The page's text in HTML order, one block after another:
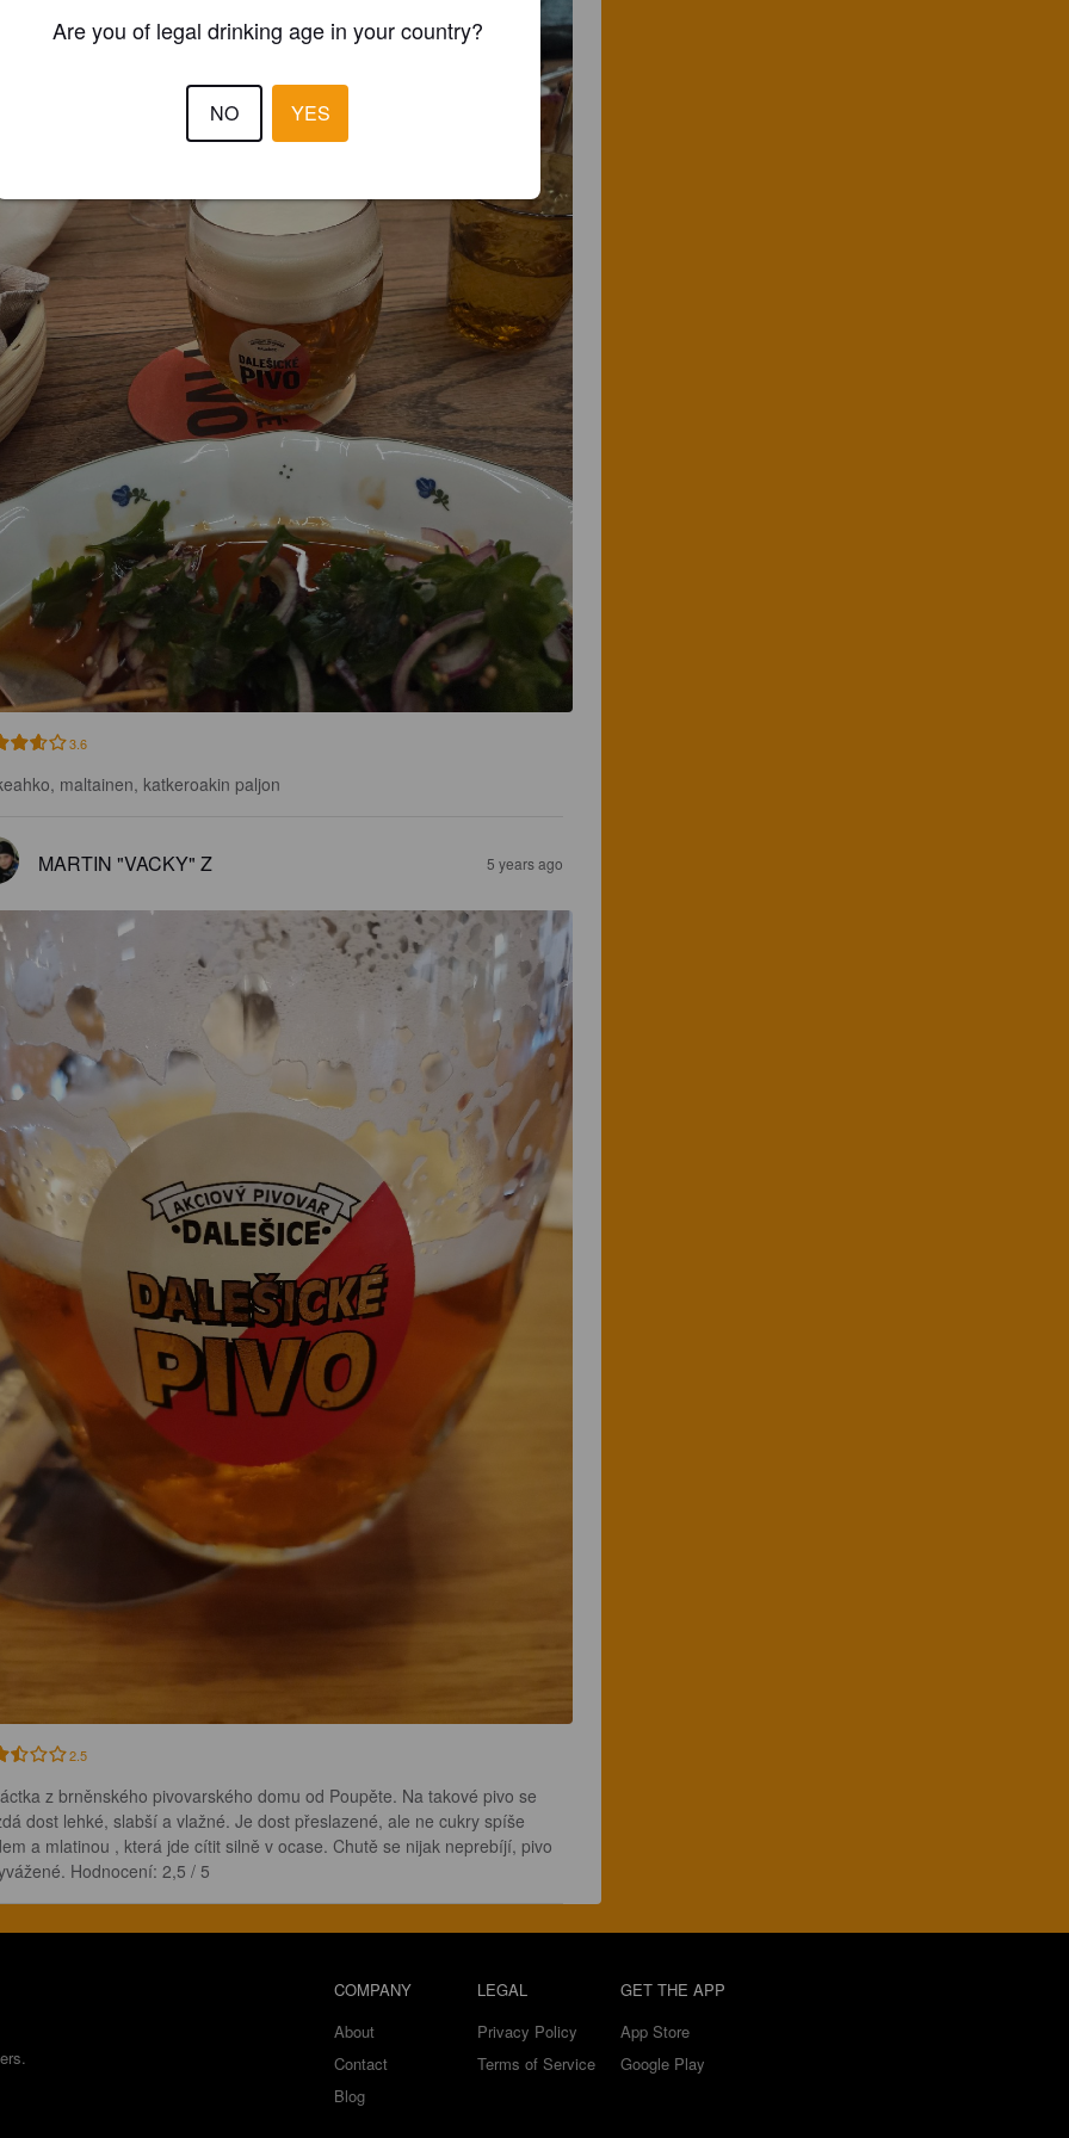
3.6
maltainen, katkeroakin paljon
MARTIN "VACKY" Z 5 years ago
2.5
z brněnského pivovarského domu od Poupěte. Na takové pivo se
dost lehké, slabší a vlažné. Je dost přeslazené, ale ne cukry spíše
a mlatinou , která jde cítit silně v ocase. Chutě se nijak neprebíjí, pivo
Hodnocení: 2,5 / 5
COMPANY
About
Contact
Blog
LEGAL
Privacy Policy
Terms of Service
GET THE APP
App Store
Google Play
Are you of legal drinking age in your country?
NO YES